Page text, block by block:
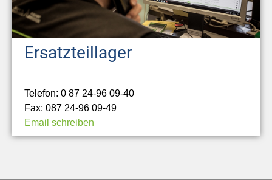
Ersatzteillager
Telefon: 0 87 24-96 09-40
Fax: 087 24-96 09-49
Email schreiben